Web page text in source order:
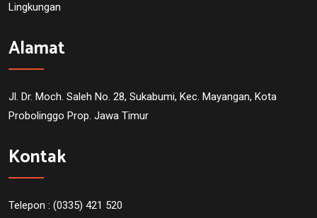
Lingkungan
Alamat
Jl. Dr. Moch. Saleh No. 28, Sukabumi, Kec. Mayangan, Kota
Probolinggo Prop. Jawa Timur
Kontak
Telepon : (0335) 421 520